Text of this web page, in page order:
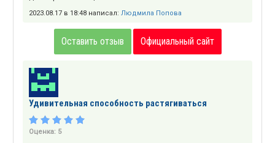
2023.08.17 в 18:48 написал: Людмила Попова
Оставить отзыв Официальный сайт
Удивительная способность растягиваться
Оценка: 5